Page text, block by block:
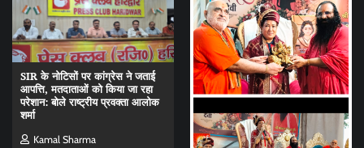
SIR के नोटिसों पर कांग्रेस ने जताई
आपत्ति, मतदाताओं को किया जा रहा
परेशान: बोले राष्ट्रीय प्रवक्ता आलोक
शर्मा
Kamal Sharma